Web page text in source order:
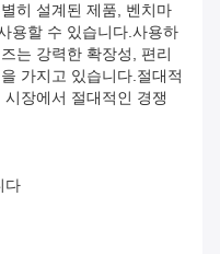
히 설계된 제품, 벤치마
용할 수 있습니다.사용하
는 강력한 확장성, 편리
가지고 있습니다.절대적
장에서 절대적인 경쟁
다